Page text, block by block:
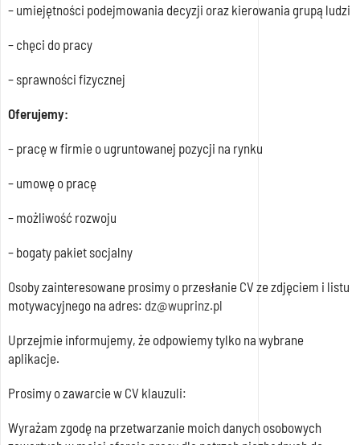
– umiejętności podejmowania decyzji oraz kierowania grupą ludzi
– chęci do pracy
– sprawności fizycznej
Oferujemy:
– pracę w firmie o ugruntowanej pozycji na rynku
– umowę o pracę
– możliwość rozwoju
– bogaty pakiet socjalny
Osoby zainteresowane prosimy o przesłanie CV ze zdjęciem i listu
motywacyjnego na adres: dz@wuprinz.pl
Uprzejmie informujemy, że odpowiemy tylko na wybrane
aplikacje.
Prosimy o zawarcie w CV klauzuli:
Wyrażam zgodę na przetwarzanie moich danych osobowych